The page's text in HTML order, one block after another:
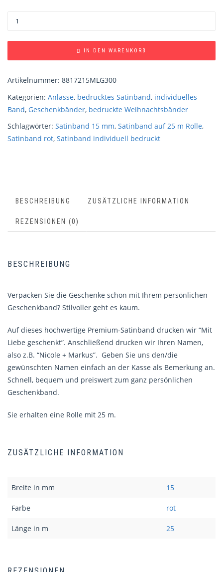
IN DEN WARENKORB
Artikelnummer: 8817215MLG300
Kategorien: Anlässe, bedrucktes Satinband, individuelles
Band, Geschenkbänder, bedruckte Weihnachtsbänder
Schlagwörter: Satinband 15 mm, Satinband auf 25 m Rolle,
Satinband rot, Satinband individuell bedruckt
BESCHREIBUNG ZUSÄTZLICHE INFORMATION
REZENSIONEN (0)
BESCHREIBUNG
Verpacken Sie die Geschenke schon mit Ihrem persönlichen
Geschenkband? Stilvoller geht es kaum.
Auf dieses hochwertige Premium-Satinband drucken wir “Mit
Liebe geschenkt”. Anschließend drucken wir Ihren Namen,
also z.B. “Nicole + Markus”. Geben Sie uns den/die
gewünschten Namen einfach an der Kasse als Bemerkung an.
Schnell, bequem und preiswert zum ganz persönlichen
Geschenkband.
Sie erhalten eine Rolle mit 25 m.
ZUSÄTZLICHE INFORMATION
Breite in mm 15
Farbe rot
Länge in m 25